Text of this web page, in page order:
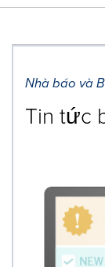
Nhà báo và
Tin tức